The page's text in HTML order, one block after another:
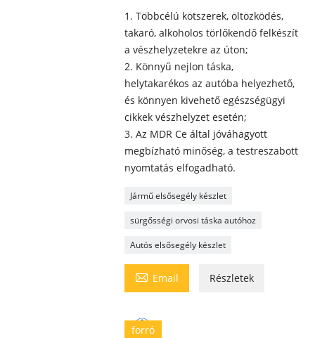
1. Többcélú kötszerek, öltözködés,
takaró, alkoholos törlőkendő felkészít
a vészhelyzetekre az úton;
2. Könnyű nejlon táska,
helytakarékos az autóba helyezhető,
és könnyen kivehető egészségügyi
cikkek vészhelyzet esetén;
3. Az MDR Ce által jóváhagyott
megbízható minőség, a testreszabott
nyomtatás elfogadható.
Jármű elsősegély készlet
sürgősségi orvosi táska autóhoz
Autós elsősegély készlet
 Email Részletek
forró